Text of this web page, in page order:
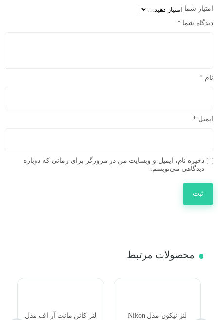
امتیاز شما
دیدگاه شما *
نام *
ایمیل *
ذخیره نام، ایمیل و وبسایت من در مرورگر برای زمانی که دوباره
دیدگاهی می‌نویسم.
محصولات مرتبط
لنز نیکون مدل Nikon
لنز کانن مانت آر اف مدل